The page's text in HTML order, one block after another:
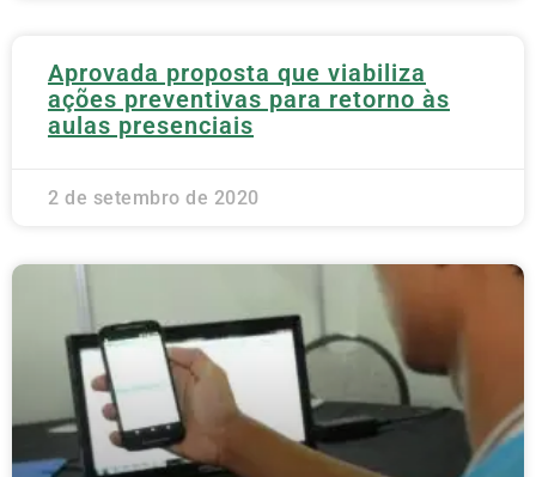
Aprovada proposta que viabiliza
ações preventivas para retorno às
aulas presenciais
2 de setembro de 2020